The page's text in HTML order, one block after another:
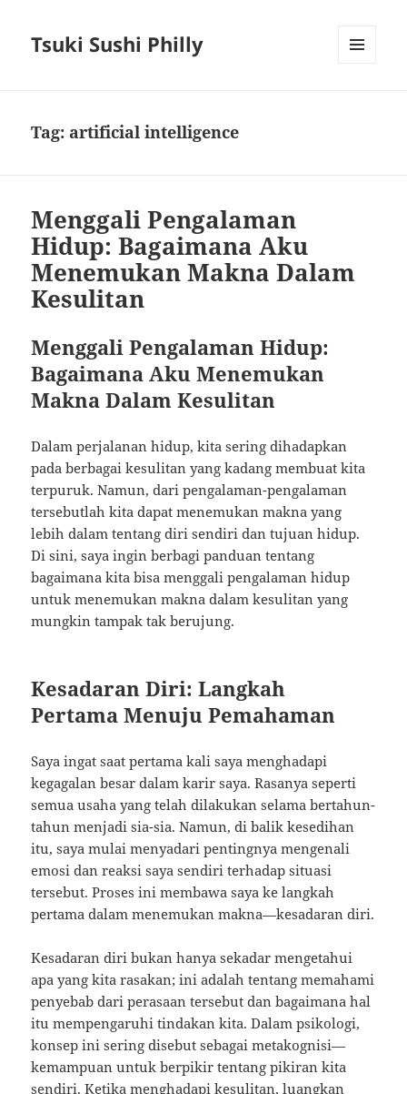
Tsuki Sushi Philly
Tag: artificial intelligence
Menggali Pengalaman
Hidup: Bagaimana Aku
Menemukan Makna Dalam
Kesulitan
Menggali Pengalaman Hidup:
Bagaimana Aku Menemukan
Makna Dalam Kesulitan
Dalam perjalanan hidup, kita sering dihadapkan
pada berbagai kesulitan yang kadang membuat kita
terpuruk. Namun, dari pengalaman-pengalaman
tersebutlah kita dapat menemukan makna yang
lebih dalam tentang diri sendiri dan tujuan hidup.
Di sini, saya ingin berbagi panduan tentang
bagaimana kita bisa menggali pengalaman hidup
untuk menemukan makna dalam kesulitan yang
mungkin tampak tak berujung.
Kesadaran Diri: Langkah
Pertama Menuju Pemahaman
Saya ingat saat pertama kali saya menghadapi
kegagalan besar dalam karir saya. Rasanya seperti
semua usaha yang telah dilakukan selama bertahun-
tahun menjadi sia-sia. Namun, di balik kesedihan
itu, saya mulai menyadari pentingnya mengenali
emosi dan reaksi saya sendiri terhadap situasi
tersebut. Proses ini membawa saya ke langkah
pertama dalam menemukan makna—kesadaran diri.
Kesadaran diri bukan hanya sekadar mengetahui
apa yang kita rasakan; ini adalah tentang memahami
penyebab dari perasaan tersebut dan bagaimana hal
itu mempengaruhi tindakan kita. Dalam psikologi,
konsep ini sering disebut sebagai metakognisi—
kemampuan untuk berpikir tentang pikiran kita
sendiri. Ketika menghadapi kesulitan, luangkan